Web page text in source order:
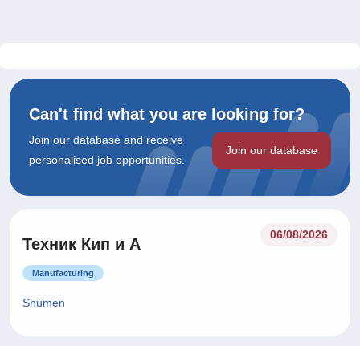
Can't find what you are looking for?
Join our database and receive
personalised job opportunities.
Join our database
Техник Кип и А
06/08/2026
Manufacturing
Shumen